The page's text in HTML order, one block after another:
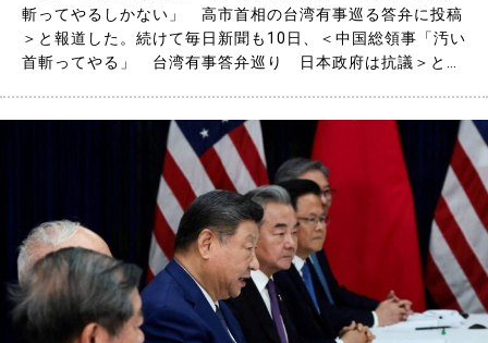
斬ってやるしかない」 高市首相の台湾有事巡る答弁に投稿
＞と報道した。続けて毎日新聞も10日、＜中国総領事「汚い
首斬ってやる」 台湾有事答弁巡り 日本政府は抗議＞と報
応して浅い親中連中が「そうだ！そうだ！」と連鎖反応を見
せていることに違……